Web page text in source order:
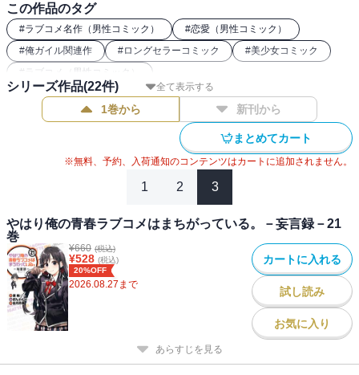
この作品のタグ
#ラブコメ名作（男性コミック） #恋愛（男性コミック）
#俺ガイル関連作 #ロングセラーコミック #美少女コミック
# ラブコメ（男性コミック）
全て表示する
シリーズ作品(22件)
1巻から 新刊から
まとめてカート
※無料、予約、入荷通知のコンテンツはカートに追加されません。
1 2 3
やはり俺の青春ラブコメはまちがっている。－妄言録－21
巻
¥660 (税込)
¥528 (税込)
20%OFF
2026.08.27 まで
カートに入れる
試し読み
お気に入り
あらすじを見る